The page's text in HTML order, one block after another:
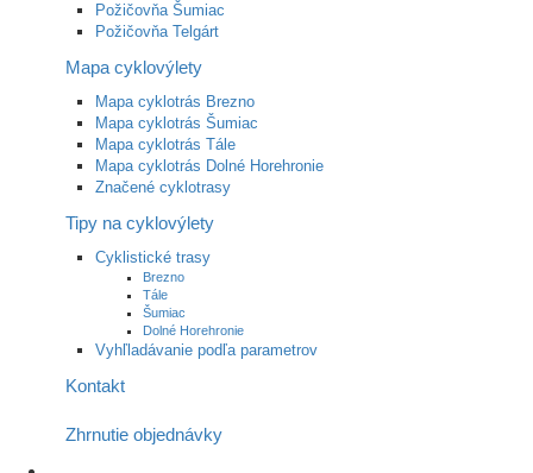
Požičovňa Šumiac
Požičovňa Telgárt
Mapa cyklovýlety
Mapa cyklotrás Brezno
Mapa cyklotrás Šumiac
Mapa cyklotrás Tále
Mapa cyklotrás Dolné Horehronie
Značené cyklotrasy
Tipy na cyklovýlety
Cyklistické trasy
Brezno
Tále
Šumiac
Dolné Horehronie
Vyhľladávanie podľa parametrov
Kontakt
Zhrnutie objednávky